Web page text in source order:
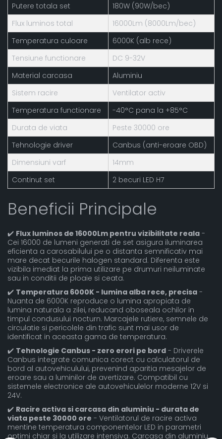
Putere totala set
180W (90W/bec)
Flux luminos total
16000Lm (8000Lm/bec)
Temperatura culoare
6000K (alb rece)
Tensiune functionare
DC 9-32V
Material carcasa
Aluminiu
Sistem racire
Ventilator activ
Temperatura functionare
-40°C pana la +85°C
Durata de viata
Peste 30000 ore
Tehnologie driver
Canbus (anti-eroare OBD)
Dimensiuni varf
14mm
Continut set
2 becuri LED H7
Beneficii Principale
✔️ Flux luminos de 16000Lm pentru vizibilitate reala -
Cei 16000 de lumeni generati de set asigura iluminarea
eficienta a carosabilului pe o distanta semnificativ mai
mare decat becurile halogen standard. Diferenta este
vizibila imediat la prima utilizare pe drumuri neiluminate
sau in conditii de ploaie si ceata.
✔️ Temperatura 6000K - lumina alba rece, precisa -
Nuanta de 6000K reproduce o lumina apropiata de
lumina naturala a zilei, reducand oboseala ochilor in
timpul condusului nocturn. Marcajele rutiere, semnele de
circulatie si pericolele din trafic sunt mai usor de
identificat in aceasta gama de temperatura.
✔️ Tehnologie Canbus - zero erori pe bord - Driverele
Canbus integrate comunica corect cu calculatorul de
bord al autovehiculului, prevenind aparitia mesajelor de
eroare sau a luminilor de avertizare. Compatibil cu
sistemele electronice ale autovehiculelor moderne 12V si
24V.
✔️ Racire activa si carcasa din aluminiu - durata de
viata peste 30000 ore - Ventilatorul de racire activa
mentine temperatura componentelor LED in parametri
optimi chiar si la utilizare intensiva. Carcasa din aluminiu